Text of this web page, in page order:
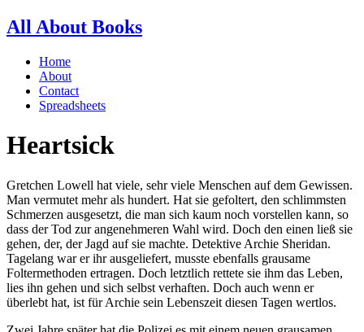
All About Books
Home
About
Contact
Spreadsheets
Heartsick
Gretchen Lowell hat viele, sehr viele Menschen auf dem Gewissen.
Man vermutet mehr als hundert. Hat sie gefoltert, den schlimmsten
Schmerzen ausgesetzt, die man sich kaum noch vorstellen kann, so
dass der Tod zur angenehmeren Wahl wird. Doch den einen ließ sie
gehen, der, der Jagd auf sie machte. Detektive Archie Sheridan.
Tagelang war er ihr ausgeliefert, musste ebenfalls grausame
Foltermethoden ertragen. Doch letztlich rettete sie ihm das Leben,
lies ihn gehen und sich selbst verhaften. Doch auch wenn er
überlebt hat, ist für Archie sein Lebenszeit diesen Tagen wertlos.